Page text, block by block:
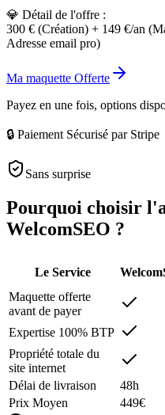
💎 Détail de l'offre :
300 € (Création) + 149 €/an
Adresse email pro)
Ma maquette Offerte
Payez en une fois, options
🔒 Paiement Sécurisé par Stripe
Sans surprise
Pourquoi choisir
WelcomSEO ?
Le Service
Maquette offerte
avant de payer
Expertise 100% BTP
Propriété totale du
site internet
Délai de livraison
48h
Prix Moyen
449€